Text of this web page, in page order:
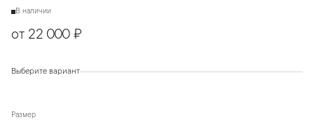
В наличии
от 22 000 ₽
Выберите вариант
Размер